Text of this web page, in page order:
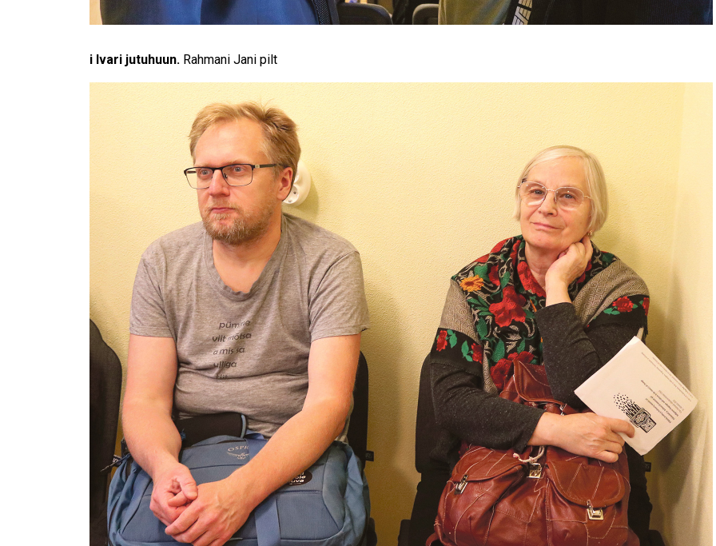
i Ivari jutuhuun. Rahmani Jani pilt